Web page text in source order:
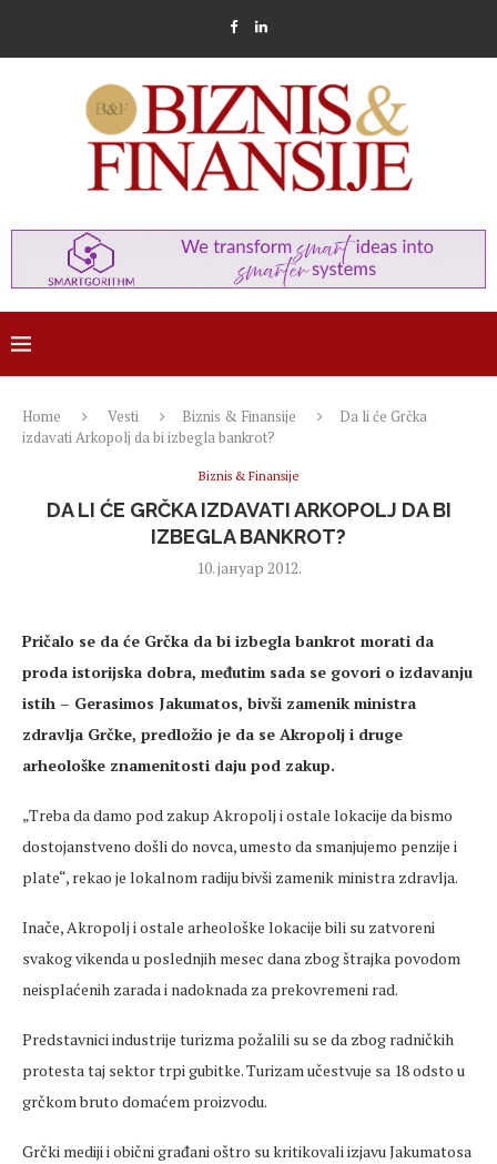
Home Vesti Biznis & Finansije
Da li će Grčka
izdavati Arkopolj da bi izbegla bankrot?
Biznis & Finansije
DA LI ĆE GRČKA IZDAVATI ARKOPOLJ DA BI
IZBEGLA BANKROT?
10. јануар 2012.
Pričalo se da će Grčka da bi izbegla bankrot morati da
proda istorijska dobra, međutim sada se govori o izdavanju
istih – Gerasimos Jakumatos, bivši zamenik ministra
zdravlja Grčke, predložio je da se Akropolj i druge
arheološke znamenitosti daju pod zakup.
„Treba da damo pod zakup Akropolj i ostale lokacije da bismo
dostojanstveno došli do novca, umesto da smanjujemo penzije i
plate“, rekao je lokalnom radiju bivši zamenik ministra zdravlja.
Inače, Akropolj i ostale arheološke lokacije bili su zatvoreni
svakog vikenda u poslednjih mesec dana zbog štrajka povodom
neisplaćenih zarada i nadoknada za prekovremeni rad.
Predstavnici industrije turizma požalili su se da zbog radničkih
protesta taj sektor trpi gubitke. Turizam učestvuje sa 18 odsto u
grčkom bruto domaćem proizvodu.
Grčki mediji i obični građani oštro su kritikovali izjavu Jakumatosa